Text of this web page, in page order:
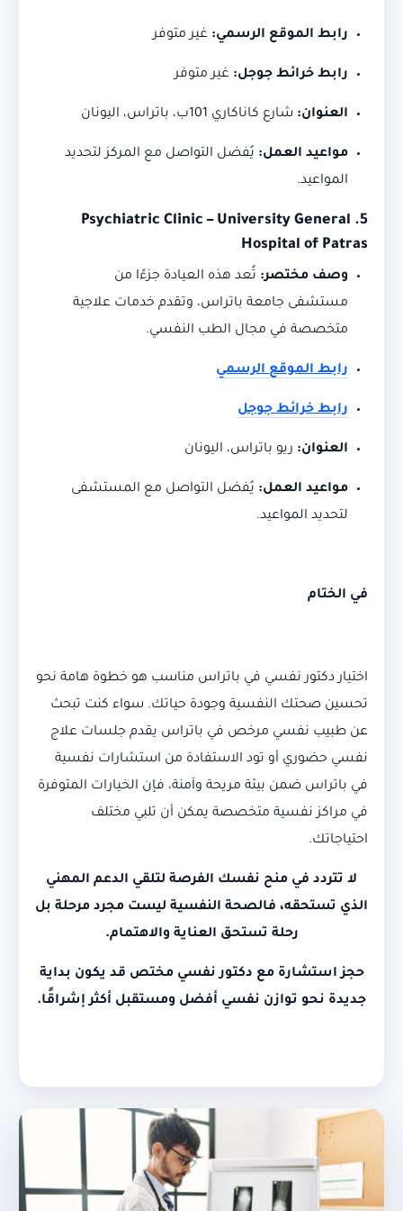
رابط الموقع الرسمي: غير متوفر
رابط خرائط جوجل: غير متوفر
العنوان: شارع كاناكاري 101ب، باتراس، اليونان
مواعيد العمل: يُفضل التواصل مع المركز لتحديد
المواعيد.
5.
Psychiatric Clinic – University General
Hospital of Patras
وصف مختصر: تُعد هذه العيادة جزءًا من
مستشفى جامعة باتراس، وتقدم خدمات علاجية
متخصصة في مجال الطب النفسي.
رابط الموقع الرسمي
رابط خرائط جوجل
العنوان: ريو باتراس، اليونان
مواعيد العمل: يُفضل التواصل مع المستشفى
لتحديد المواعيد.
في الختام
اختيار دكتور نفسي في باتراس مناسب هو خطوة هامة نحو
تحسين صحتك النفسية وجودة حياتك. سواء كنت تبحث
عن طبيب نفسي مرخص في باتراس يقدم جلسات علاج
نفسي حضوري أو تود الاستفادة من استشارات نفسية
في باتراس ضمن بيئة مريحة وآمنة، فإن الخيارات المتوفرة
في مراكز نفسية متخصصة يمكن أن تلبي مختلف
احتياجاتك.
لا تتردد في منح نفسك الفرصة لتلقي الدعم المهني
الذي تستحقه، فالصحة النفسية ليست مجرد مرحلة بل
رحلة تستحق العناية والاهتمام.
حجز استشارة مع دكتور نفسي مختص قد يكون بداية
جديدة نحو توازن نفسي أفضل ومستقبل أكثر إشراقًا.